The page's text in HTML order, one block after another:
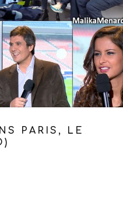
PARIS, LE